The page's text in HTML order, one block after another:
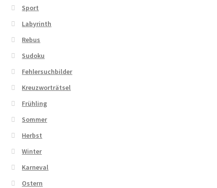
Sport
Labyrinth
Rebus
Sudoku
Fehlersuchbilder
Kreuzworträtsel
Frühling
Sommer
Herbst
Winter
Karneval
Ostern